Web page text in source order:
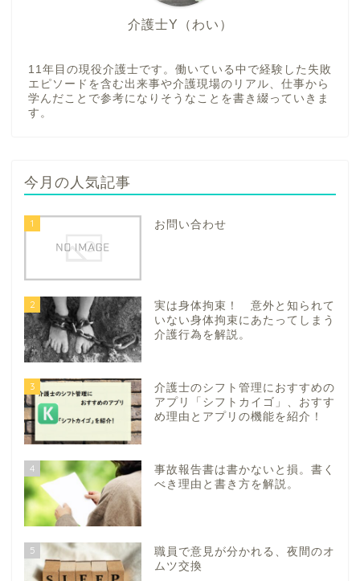
介護士Y（わい）
11年目の現役介護士です。働いている中で経験した失敗
エピソードを含む出来事や介護現場のリアル、仕事から
学んだことで参考になりそうなことを書き綴っていきま
す。
今月の人気記事
1 お問い合わせ
2
実は身体拘束！ 意外と知られて
いない身体拘束にあたってしまう
介護行為を解説。
3
介護士のシフト管理におすすめの
アプリ「シフトカイゴ」、おすす
め理由とアプリの機能を紹介！
4
事故報告書は書かないと損。書く
べき理由と書き方を解説。
5
職員で意見が分かれる、夜間のオ
ムツ交換